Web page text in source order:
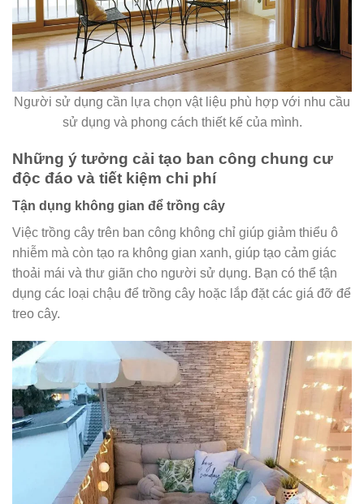
Người sử dụng cần lựa chọn vật liệu phù hợp với nhu cầu
sử dụng và phong cách thiết kế của mình.
Những ý tưởng cải tạo ban công chung cư
độc đáo và tiết kiệm chi phí
Tận dụng không gian để trồng cây
Việc trồng cây trên ban công không chỉ giúp giảm thiểu ô
nhiễm mà còn tạo ra không gian xanh, giúp tạo cảm giác
thoải mái và thư giãn cho người sử dụng. Bạn có thể tận
dụng các loại chậu để trồng cây hoặc lắp đặt các giá đỡ để
treo cây.